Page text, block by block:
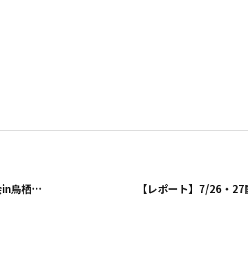
【レポート】8/30・31開催。2棟同時見学会in鳥栖市平田町